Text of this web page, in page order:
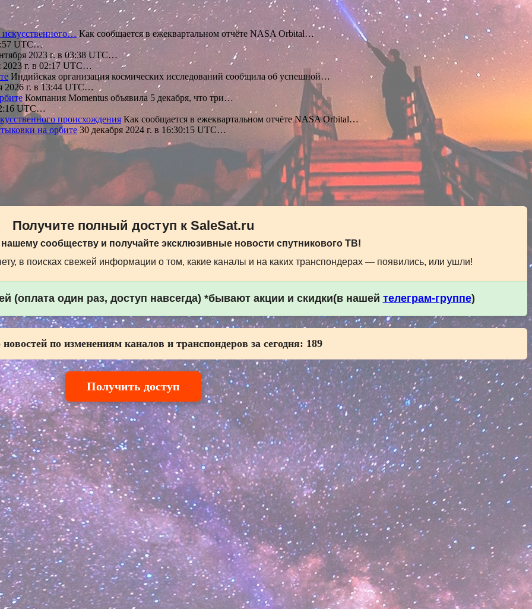
искусственного… Как сообщается в ежеквартальном отчёте NASA Orbital…
UTC…
2023 г. в 03:38 UTC…
2023 г. в 02:17 UTC…
Индийская организация космических исследований сообщила об успешной…
2026 г. в 13:44 UTC…
Компания Momentus объявила 5 декабря, что три…
UTC…
происхождения Как сообщается в ежеквартальном отчёте NASA Orbital…
на орбите 30 декабря 2024 г. в 16:30:15 UTC…
Получите полный доступ к SaleSat.ru
сообществу и получайте эксклюзивные новости спутникового ТВ!
в поисках свежей информации о том, какие каналы и на каких транспондерах — появились, или ушли!
(оплата один раз, доступ навсегда) *бывают акции и скидки(в нашей телеграм-группе)
по изменениям каналов и транспондеров за сегодня: 189
Получить доступ